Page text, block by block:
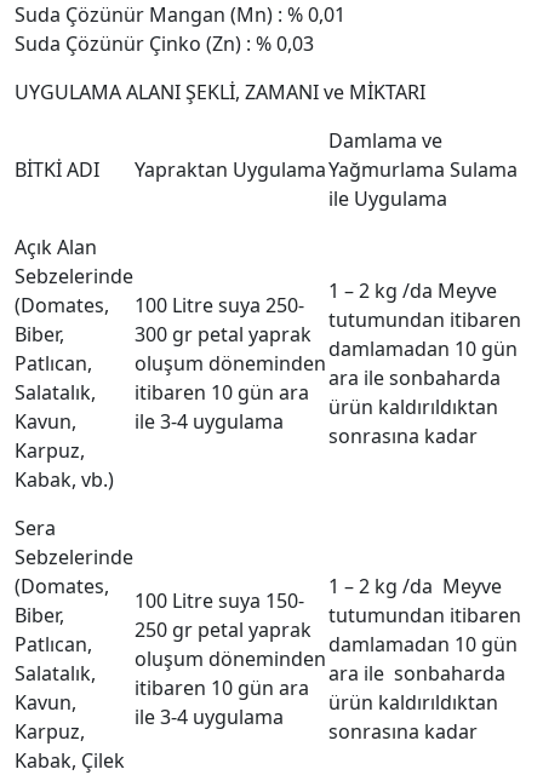
Suda Çözünür Mangan (Mn) : % 0,01
Suda Çözünür Çinko (Zn) : % 0,03
UYGULAMA ALANI ŞEKLİ, ZAMANI ve MİKTARI
BİTKİ ADI Yapraktan Uygulama
Damlama ve
Yağmurlama Sulama
ile Uygulama
Açık Alan
Sebzelerinde
(Domates,
Biber,
Patlıcan,
Salatalık,
Kavun,
Karpuz,
Kabak, vb.)
100 Litre suya 250-
300 gr petal yaprak
oluşum döneminden
itibaren 10 gün ara
ile 3-4 uygulama
1 – 2 kg /da Meyve
tutumundan itibaren
damlamadan 10 gün
ara ile sonbaharda
ürün kaldırıldıktan
sonrasına kadar
Sera
Sebzelerinde
(Domates,
Biber,
Patlıcan,
Salatalık,
Kavun,
Karpuz,
Kabak, Çilek
100 Litre suya 150-
250 gr petal yaprak
oluşum döneminden
itibaren 10 gün ara
ile 3-4 uygulama
1 – 2 kg /da Meyve
tutumundan itibaren
damlamadan 10 gün
ara ile sonbaharda
ürün kaldırıldıktan
sonrasına kadar